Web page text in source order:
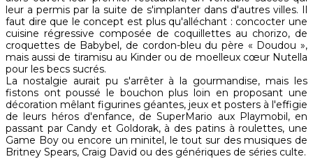
leur a permis par la suite de s'implanter dans d'autres villes. Il
faut dire que le concept est plus qu'alléchant : concocter une
cuisine régressive composée de coquillettes au chorizo, de
croquettes de Babybel, de cordon-bleu du père « Doudou »,
mais aussi de tiramisu au Kinder ou de moelleux cœur Nutella
pour les becs sucrés.
La nostalgie aurait pu s'arrêter à la gourmandise, mais les
fistons ont poussé le bouchon plus loin en proposant une
décoration mêlant figurines géantes, jeux et posters à l'effigie
de leurs héros d'enfance, de SuperMario aux Playmobil, en
passant par Candy et Goldorak, à des patins à roulettes, une
Game Boy ou encore un minitel, le tout sur des musiques de
Britney Spears, Craig David ou des génériques de séries culte.